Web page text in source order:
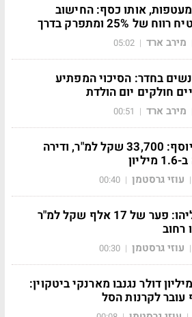
אותו כסף: החישוב
של 25% ומתפרק בדרך
מירב ארד |
05:02
אנשים בחדר: הסיכוי המפתיע
חולקים יום הולדת
מירב ארד |
00:51
רמת יוסף: 33,700 שקל למ"ר, ודירה
| עוזי גרסטמן |
00:40
יד אליהו: פער של 17 אלף שקל למ"ר
רחוב
| עוזי גרסטמן |
00:30
116 מיליון דולר נגנבו מארנקי ביטקוין:
לקרנות הסל